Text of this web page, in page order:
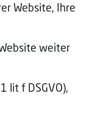
Website, Ihre
weiter
lit f DSGVO),